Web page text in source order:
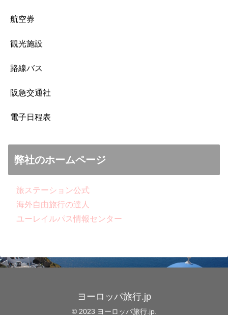
航空券
観光施設
路線バス
阪急交通社
電子日程表
弊社のホームページ
旅ステーション公式
海外自由旅行の達人
ユーレイルパス情報センター
ヨーロッパ旅行.jp
© 2023 ヨーロッパ旅行.jp.